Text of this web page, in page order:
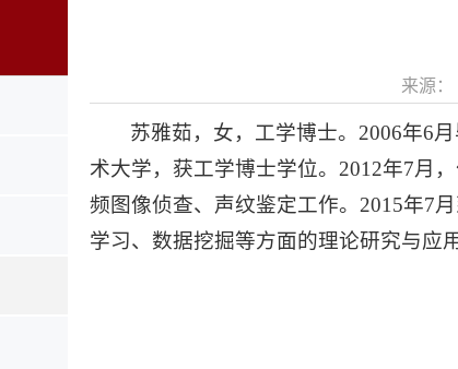
来源
苏雅茹，女，工学博士。2006年6
术大学，获工学博士学位。2012年7月
频图像侦查、声纹鉴定工作。2015年7
学习、数据挖掘等方面的理论研究与应用